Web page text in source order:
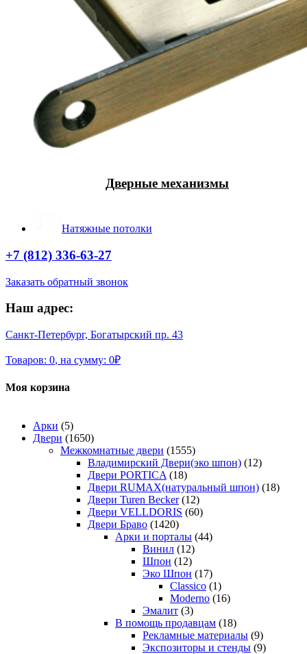
Дверные механизмы
Натяжные потолки
+7 (812) 336-63-27
Заказать обратный звонок
Наш адрес:
Санкт-Петербург, Богатырский пр. 43
Товаров: 0, на сумму: 0₽
Моя корзина
Арки (5)
Двери (1650)
Межкомнатные двери (1555)
Владимирский Двери(эко шпон) (12)
Двери PORTICA (18)
Двери RUMAX(натуральный шпон) (18)
Двери Turen Becker (12)
Двери VELLDORIS (60)
Двери Браво (1420)
Арки и порталы (44)
Винил (12)
Шпон (12)
Эко Шпон (17)
Classico (1)
Moderno (16)
Эмалит (3)
В помощь продавцам (18)
Рекламные материалы (9)
Экспозиторы и стенды (9)